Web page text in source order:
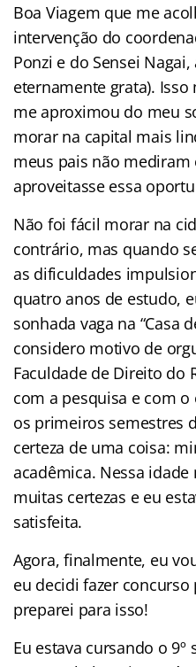
Boa Viagem que me
intervenção do
Ponzi e do Sensei
eternamente grata).
me aproximou do meu
morar na capital mais
meus pais não mediram
aproveitasse essa
Não foi fácil morar na
contrário, mas quando
as dificuldades
quatro anos de estudo,
sonhada vaga na “Casa
considero motivo de
Faculdade de Direito do
com a pesquisa e com
os primeiros semestres
certeza de uma coisa:
acadêmica. Nessa
muitas certezas e eu
satisfeita.
Agora, finalmente, eu
eu decidi fazer
preparei para isso!
Eu estava cursando o